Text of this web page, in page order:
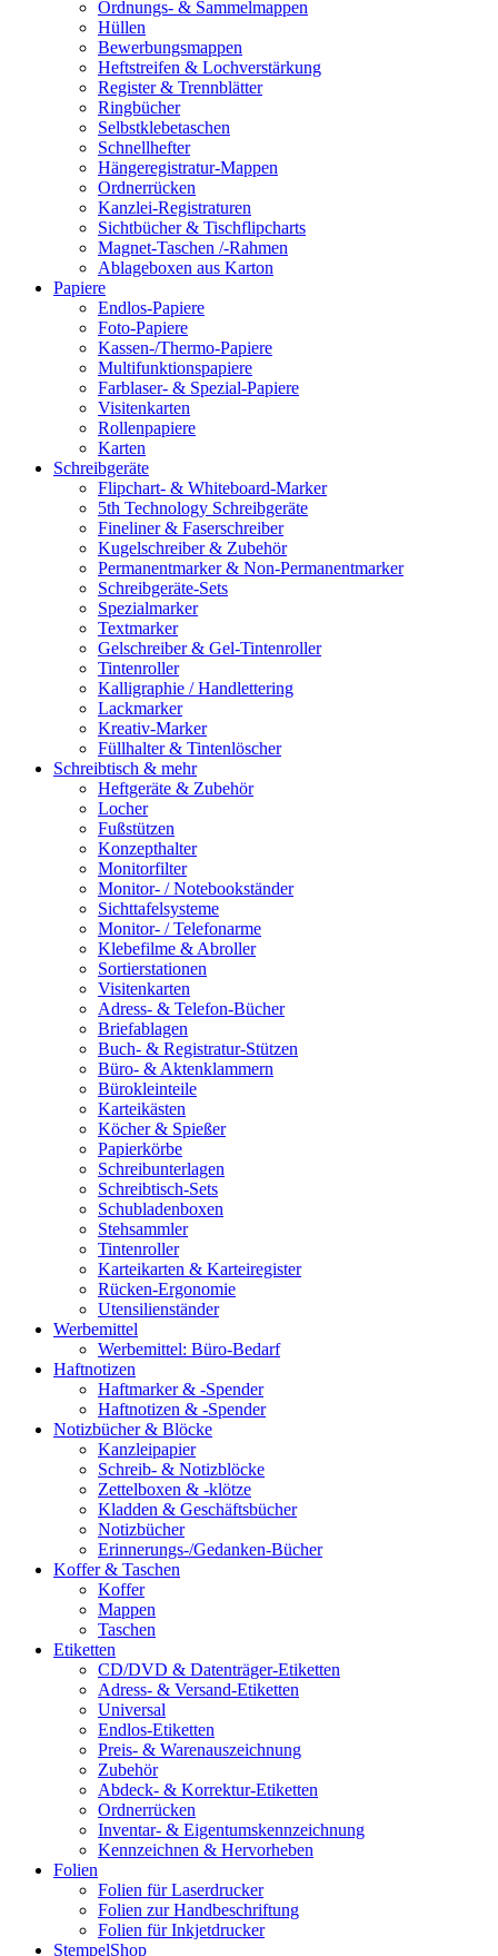
Ordnungs- & Sammelmappen
Hüllen
Bewerbungsmappen
Heftstreifen & Lochverstärkung
Register & Trennblätter
Ringbücher
Selbstklebetaschen
Schnellhefter
Hängeregistratur-Mappen
Ordnerrücken
Kanzlei-Registraturen
Sichtbücher & Tischflipcharts
Magnet-Taschen /-Rahmen
Ablageboxen aus Karton
Papiere
Endlos-Papiere
Foto-Papiere
Kassen-/Thermo-Papiere
Multifunktionspapiere
Farblaser- & Spezial-Papiere
Visitenkarten
Rollenpapiere
Karten
Schreibgeräte
Flipchart- & Whiteboard-Marker
5th Technology Schreibgeräte
Fineliner & Faserschreiber
Kugelschreiber & Zubehör
Permanentmarker & Non-Permanentmarker
Schreibgeräte-Sets
Spezialmarker
Textmarker
Gelschreiber & Gel-Tintenroller
Tintenroller
Kalligraphie / Handlettering
Lackmarker
Kreativ-Marker
Füllhalter & Tintenlöscher
Schreibtisch & mehr
Heftgeräte & Zubehör
Locher
Fußstützen
Konzepthalter
Monitorfilter
Monitor- / Notebookständer
Sichttafelsysteme
Monitor- / Telefonarme
Klebefilme & Abroller
Sortierstationen
Visitenkarten
Adress- & Telefon-Bücher
Briefablagen
Buch- & Registratur-Stützen
Büro- & Aktenklammern
Bürokleinteile
Karteikästen
Köcher & Spießer
Papierkörbe
Schreibunterlagen
Schreibtisch-Sets
Schubladenboxen
Stehsammler
Tintenroller
Karteikarten & Karteiregister
Rücken-Ergonomie
Utensilienständer
Werbemittel
Werbemittel: Büro-Bedarf
Haftnotizen
Haftmarker & -Spender
Haftnotizen & -Spender
Notizbücher & Blöcke
Kanzleipapier
Schreib- & Notizblöcke
Zettelboxen & -klötze
Kladden & Geschäftsbücher
Notizbücher
Erinnerungs-/Gedanken-Bücher
Koffer & Taschen
Koffer
Mappen
Taschen
Etiketten
CD/DVD & Datenträger-Etiketten
Adress- & Versand-Etiketten
Universal
Endlos-Etiketten
Preis- & Warenauszeichnung
Zubehör
Abdeck- & Korrektur-Etiketten
Ordnerrücken
Inventar- & Eigentumskennzeichnung
Kennzeichnen & Hervorheben
Folien
Folien für Laserdrucker
Folien zur Handbeschriftung
Folien für Inkjetdrucker
StempelShop